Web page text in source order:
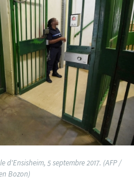
d'Ensisheim, 5 septembre 2017. (AFP /
Bozon)